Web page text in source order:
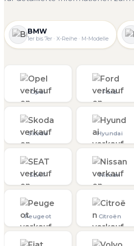
BMW
1er bis 7er · X-Reihe · M-Modelle
Opel Ford
Skoda Hyundai
SEAT Nissan
Peugeot Citroën